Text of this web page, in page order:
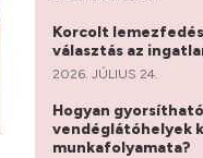
Korcolt
választás az
2026. JÚLIUS 24.
Hogyan
vendéglátóhelyek
munkafolyamata?